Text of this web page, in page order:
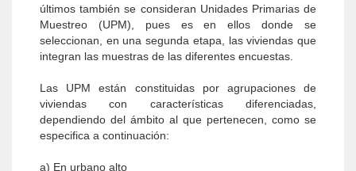
últimos también se consideran Unidades Primarias de
Muestreo (UPM), pues es en ellos donde se
seleccionan, en una segunda etapa, las viviendas que
integran las muestras de las diferentes encuestas.
Las UPM están constituidas por agrupaciones de
viviendas con características diferenciadas,
dependiendo del ámbito al que pertenecen, como se
especifica a continuación:
a) En urbano alto